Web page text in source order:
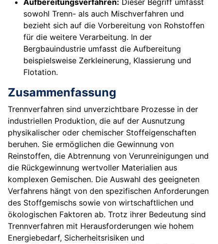
Aufbereitungsverfahren: Dieser Begriff umfasst
sowohl Trenn- als auch Mischverfahren und
bezieht sich auf die Vorbereitung von Rohstoffen
für die weitere Verarbeitung. In der
Bergbauindustrie umfasst die Aufbereitung
beispielsweise Zerkleinerung, Klassierung und
Flotation.
Zusammenfassung
Trennverfahren sind unverzichtbare Prozesse in der
industriellen Produktion, die auf der Ausnutzung
physikalischer oder chemischer Stoffeigenschaften
beruhen. Sie ermöglichen die Gewinnung von
Reinstoffen, die Abtrennung von Verunreinigungen und
die Rückgewinnung wertvoller Materialien aus
komplexen Gemischen. Die Auswahl des geeigneten
Verfahrens hängt von den spezifischen Anforderungen
des Stoffgemischs sowie von wirtschaftlichen und
ökologischen Faktoren ab. Trotz ihrer Bedeutung sind
Trennverfahren mit Herausforderungen wie hohem
Energiebedarf, Sicherheitsrisiken und